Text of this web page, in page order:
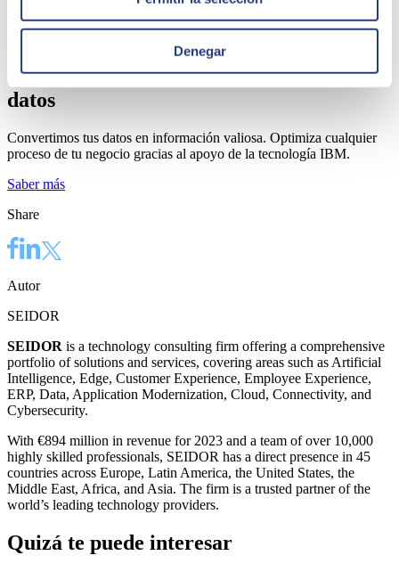
Denegar
Impulsa tu organización gracias a los
datos
Convertimos tus datos en información valiosa. Optimiza cualquier
proceso de tu negocio gracias al apoyo de la tecnología IBM.
Saber más
Share
Autor
SEIDOR
SEIDOR is a technology consulting firm offering a comprehensive
portfolio of solutions and services, covering areas such as Artificial
Intelligence, Edge, Customer Experience, Employee Experience,
ERP, Data, Application Modernization, Cloud, Connectivity, and
Cybersecurity.
With €894 million in revenue for 2023 and a team of over 10,000
highly skilled professionals, SEIDOR has a direct presence in 45
countries across Europe, Latin America, the United States, the
Middle East, Africa, and Asia. The firm is a trusted partner of the
world’s leading technology providers.
Quizá te puede interesar